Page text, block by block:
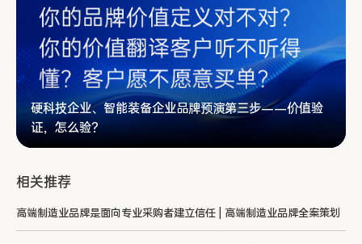
硬科技企业、智能装备企业品牌预演第三步——价值验
证，怎么验？
相关推荐
高端制造业品牌是面向专业采购者建立信任 | 高端制造业品牌全案策划